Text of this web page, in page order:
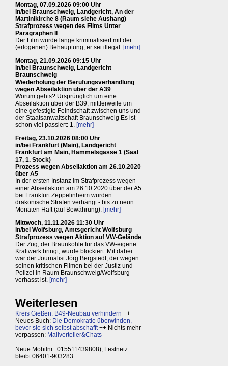
Montag, 07.09.2026 09:00 Uhr
in/bei Braunschweig, Landgericht, An der
Martinikirche 8 (Raum siehe Aushang)
Strafprozess wegen des Films Unter
Paragraphen II
Der Film wurde lange kriminalisiert mit der
(erlogenen) Behauptung, er sei illegal. [mehr]
Montag, 21.09.2026 09:15 Uhr
in/bei Braunschweig, Landgericht
Braunschweig
Wiederholung der Berufungsverhandlung
wegen Abseilaktion über der A39
Worum gehts? Ursprünglich um eine
Abseilaktion über der B39, mittlerweile um
eine gefestigte Feindschaft zwischen uns und
der Staatsanwaltschaft Braunschweig Es ist
schon viel passiert: 1. [mehr]
Freitag, 23.10.2026 08:00 Uhr
in/bei Frankfurt (Main), Landgericht
Frankfurt am Main, Hammelsgasse 1 (Saal
17, 1. Stock)
Prozess wegen Abseilaktion am 26.10.2020
über A5
In der ersten Instanz im Strafprozess wegen
einer Abseilaktion am 26.10.2020 über der A5
bei Frankfurt Zeppelinheim wurden
drakonische Strafen verhängt - bis zu neun
Monaten Haft (auf Bewährung). [mehr]
Mittwoch, 11.11.2026 11:30 Uhr
in/bei Wolfsburg, Amtsgericht Wolfsburg
Strafprozess wegen Aktion auf VW-Gelände
Der Zug, der Braunkohle für das VW-eigene
Kraftwerk bringt, wurde blockiert. Mit dabei
war der Journalist Jörg Bergstedt, der wegen
seinen kritischen Filmen bei der Justiz und
Polizei in Raum Braunschweig/Wolfsburg
verhasst ist. [mehr]
Weiterlesen
Kreis Gießen: B49-Neubau verhindern ++
Neues Buch: Die Demokratie überwinden,
bevor sie sich selbst abschafft++ Nichts mehr
verpassen: Mailverteiler&Chats
Neue Mobilnr.: 015511439808), Festnetz
bleibt 06401-903283